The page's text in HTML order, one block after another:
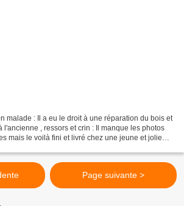
malade : Il a eu le droit à une réparation du bois et
l'ancienne , ressors et crin : Il manque les photos
mais le voilà fini et livré chez une jeune et jolie
Page suivante >